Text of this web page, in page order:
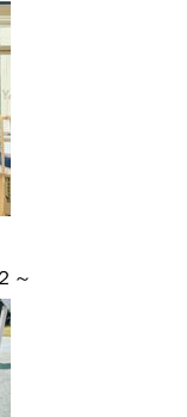
～